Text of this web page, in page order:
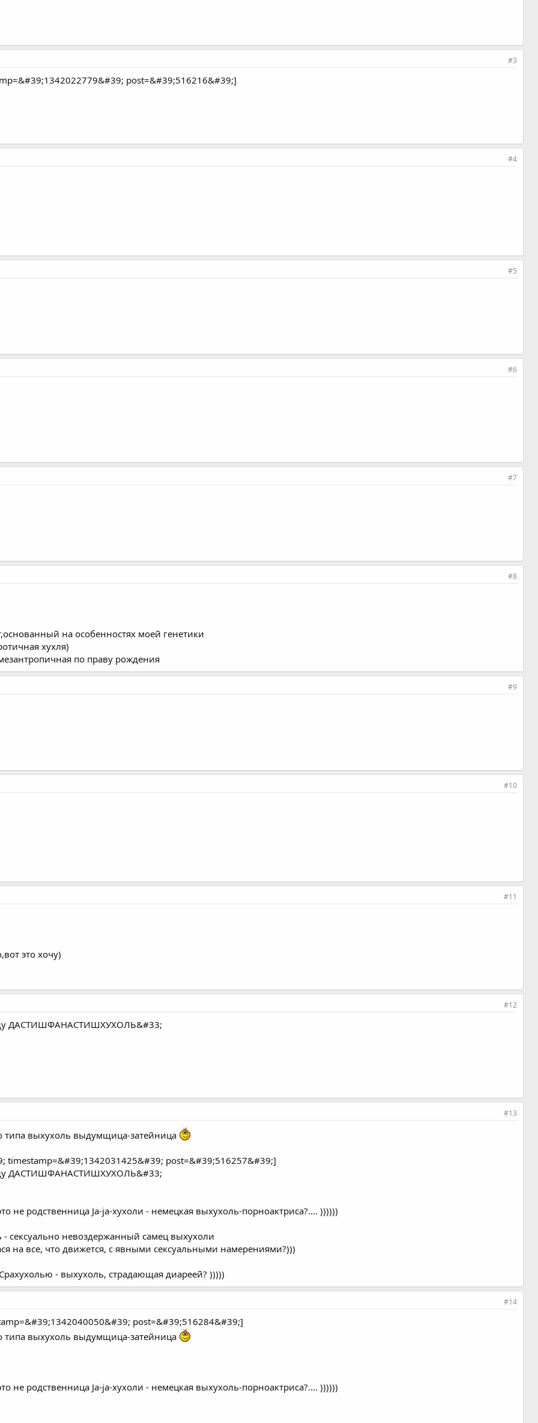
#3
post=&#39;516216&#39;]
#4
#5
#6
#7
#8
на особенностях моей генетики
хухля)
по праву рождения
#9
#10
#11
это хочу)
#12
ДАСТИШФАНАСТИШХУХОЛЬ&#33;
#13
типа выхухоль выдумщица-затейница
timestamp=&#39;1342031425&#39; post=&#39;516257&#39;]
ДАСТИШФАНАСТИШХУХОЛЬ&#33;
родственница Ja-ja-хухоли - немецкая выхухоль-порноактриса?.... ))))))
- сексуально невоздержанный самец выхухоли
на все, что движется, с явными сексуальными намерениями?)))
- выхyхоль, стpадающая диаpеей? )))))
#14
post=&#39;516284&#39;]
типа выхухоль выдумщица-затейница
родственница Ja-ja-хухоли - немецкая выхухоль-порноактриса?.... ))))))